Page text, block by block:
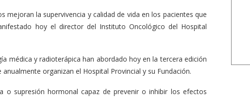
la supervivencia y calidad de vida en los pacientes que
hoy el director del Instituto Oncológico del Hospital
médica y radioterápica han abordado hoy en la tercera edición
organizan el Hospital Provincial y su Fundación.
o supresión hormonal capaz de prevenir o inhibir los efectos